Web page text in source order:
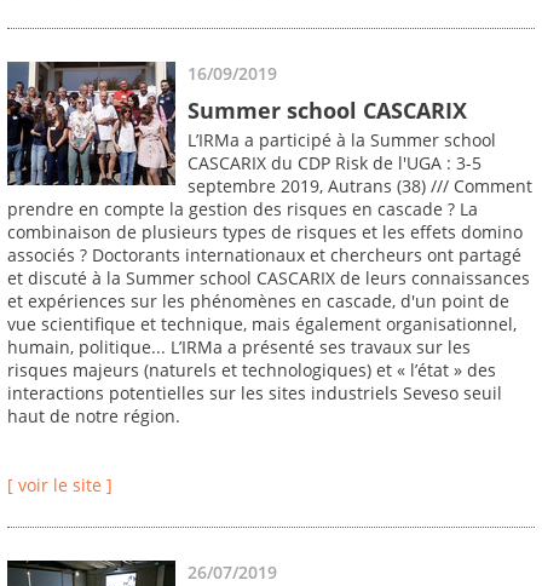
16/09/2019
Summer school CASCARIX
L’IRMa a participé à la Summer school
CASCARIX du CDP Risk de l'UGA : 3-5
septembre 2019, Autrans (38) /// Comment
prendre en compte la gestion des risques en cascade ? La
combinaison de plusieurs types de risques et les effets domino
associés ? Doctorants internationaux et chercheurs ont partagé
et discuté à la Summer school CASCARIX de leurs connaissances
et expériences sur les phénomènes en cascade, d'un point de
vue scientifique et technique, mais également organisationnel,
humain, politique... L’IRMa a présenté ses travaux sur les
risques majeurs (naturels et technologiques) et « l’état » des
interactions potentielles sur les sites industriels Seveso seuil
haut de notre région.
[ voir le site ]
26/07/2019